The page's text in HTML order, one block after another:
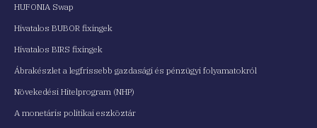
HUFONIA Swap
Hivatalos BUBOR fixingek
Hivatalos BIRS fixingek
Ábrakészlet a legfrissebb gazdasági és pénzügyi folyamatokról
Növekedési Hitelprogram (NHP)
A monetáris politikai eszköztár